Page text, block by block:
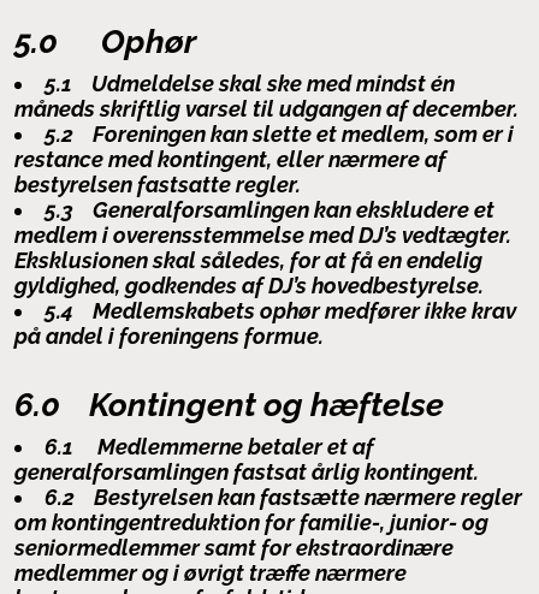
5.0 Ophør
5.1 Udmeldelse skal ske med mindst én
måneds skriftlig varsel til udgangen af december.
5.2 Foreningen kan slette et medlem, som er i
restance med kontingent, eller nærmere af
bestyrelsen fastsatte regler.
5.3 Generalforsamlingen kan ekskludere et
medlem i overensstemmelse med DJ’s vedtægter.
Eksklusionen skal således, for at få en endelig
gyldighed, godkendes af DJ’s hovedbestyrelse.
5.4 Medlemskabets ophør medfører ikke krav
på andel i foreningens formue.
6.0 Kontingent og hæftelse
6.1 Medlemmerne betaler et af
generalforsamlingen fastsat årlig kontingent.
6.2 Bestyrelsen kan fastsætte nærmere regler
om kontingentreduktion for familie-, junior- og
seniormedlemmer samt for ekstraordinære
medlemmer og i øvrigt træffe nærmere